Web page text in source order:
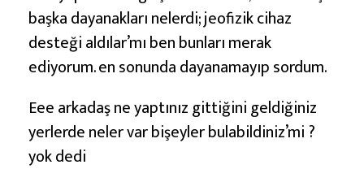
başka dayanakları nelerdi; jeofizik cihaz
desteği aldılar’mı ben bunları merak
ediyorum. en sonunda dayanamayıp sordum.
Eee arkadaş ne yaptınız gittiğini geldiğiniz
yerlerde neler var bişeyler bulabildiniz’mi ?
yok dedi